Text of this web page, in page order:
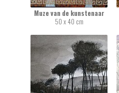
Muze van de kunstenaar
50 x 40 cm